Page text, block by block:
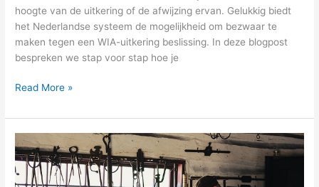
hoogte van de uitkering of de afwijzing ervan. Gelukkig biedt
het Nederlandse systeem de mogelijkheid om bezwaar te
maken tegen een WIA-uitkering beslissing. In deze blogpost
bespreken we stap voor stap hoe je
Read More »
jouw
werkbroek